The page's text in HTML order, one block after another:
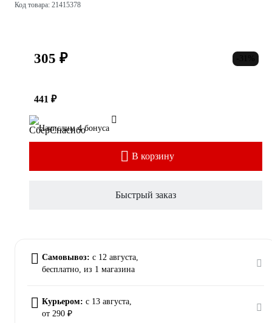
Код товара: 21415378
305 ₽
441 ₽
Начислим 4 бонуса
В корзину
Быстрый заказ
Самовывоз: c 12 августа,
бесплатно, из 1 магазина
Курьером: c 13 августа,
от 290 ₽